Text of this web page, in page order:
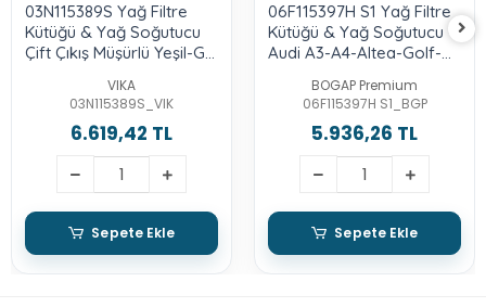
03N115389S Yağ Filtre
Kütüğü & Yağ Soğutucu
Çift Çıkış Müşürlü Yeşil-Gri
15-18-Touareg-3.0-Tdı-
Crca-Porsche-Cayenne-
Panamera-Macan
VIKA
03N115389S_VIK
6.619,42 TL
Sepete Ekle
06F115397H S1 Yağ Filtre
Kütüğü & Yağ Soğutucu -
Audi A3-A4-Altea-Golf-
Passat-2.0-Bwa-Axx-Bpy
BOGAP Premium
06F115397H S1_BGP
5.936,26 TL
Sepete Ekle